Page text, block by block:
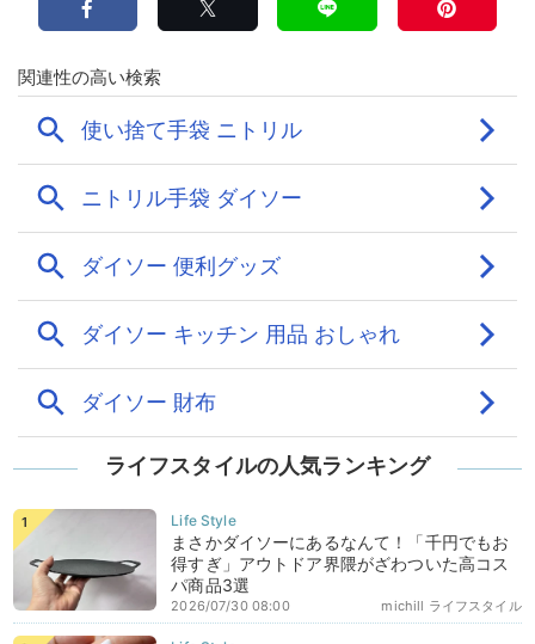
ライフスタイルの人気ランキング
まさかダイソーにあるなんて！「千円でもお
得すぎ」アウトドア界隈がざわついた高コス
パ商品3選
michill ライフスタイル
2026/07/30 08:00